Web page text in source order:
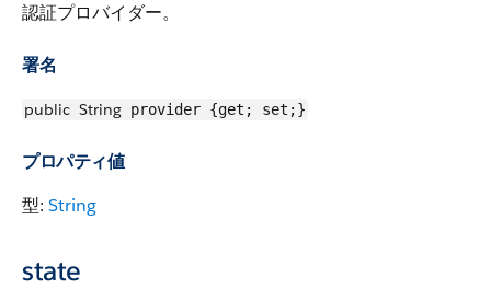
認証プロバイダー。
署名
public String provider {get; set;}
プロパティ値
型: String
state